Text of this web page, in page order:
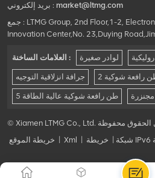
بريد إلكتروني : market@ltmg.com
جمع : LTMG Group, 2nd Floor,1-2, Electronics City(Xiamen) International
Innovation Center,No. 23,Duying
العلامات الساخنة : لوادر صغيرة
جرافة انزلاقية التوجيه طن رافعة شوكية
5 طن رافعة شوكية عالية الطاقة
خريطة الموقع
Xml خريطة